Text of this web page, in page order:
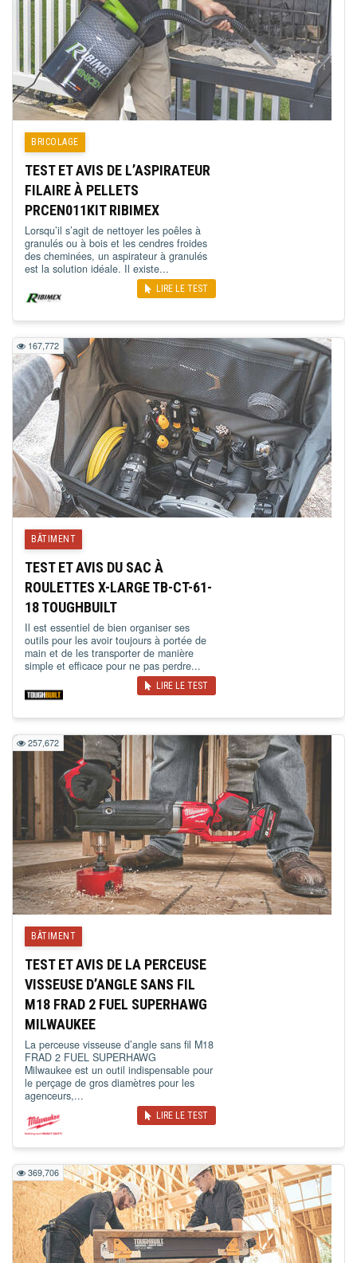
BRICOLAGE
TEST ET AVIS DE L’ASPIRATEUR
FILAIRE À PELLETS
PRCEN011KIT RIBIMEX
Lorsqu’il s’agit de nettoyer les poêles à
granulés ou à bois et les cendres froides
des cheminées, un aspirateur à granulés
est la solution idéale. Il existe...
LIRE LE TEST
167,772
BÂTIMENT
TEST ET AVIS DU SAC À
ROULETTES X-LARGE TB-CT-61-
18 TOUGHBUILT
Il est essentiel de bien organiser ses
outils pour les avoir toujours à portée de
main et de les transporter de manière
simple et efficace pour ne pas perdre...
LIRE LE TEST
257,672
BÂTIMENT
TEST ET AVIS DE LA PERCEUSE
VISSEUSE D’ANGLE SANS FIL
M18 FRAD 2 FUEL SUPERHAWG
MILWAUKEE
La perceuse visseuse d’angle sans fil M18
FRAD 2 FUEL SUPERHAWG
Milwaukee est un outil indispensable pour
le perçage de gros diamètres pour les
agenceurs,...
LIRE LE TEST
369,706